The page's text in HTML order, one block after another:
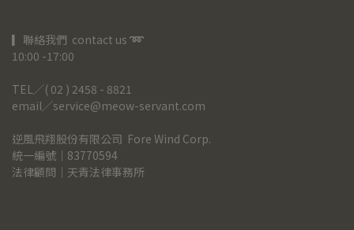
▎聯絡我們  contact us ➿
10:00 -17:00
TEL╱( 02 ) 2458 - 8821
email╱service@meow-servant.com
逆風飛翔股份有限公司  Fore Wind Corp.
統一編號｜83770594
法律顧問｜天青法律事務所